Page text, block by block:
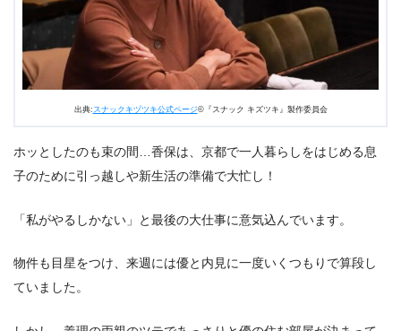
出典: スナックキヅツキ公式ページ©『スナック キズツキ』製作委員会
ホッとしたのも束の間…香保は、京都で一人暮らしをはじめる息
子のために引っ越しや新生活の準備で大忙し！
「私がやるしかない」と最後の大仕事に意気込んでいます。
物件も目星をつけ、来週には優と内見に一度いくつもりで算段し
ていました。